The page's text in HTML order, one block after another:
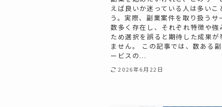
えば良いか迷っている人は多いこ
う。実際、副業案件を取り扱うサ
数多く存在し、それぞれ特徴や強
ため選択を誤ると期待した成果が
ません。 この記事では、数ある
ービスの...
2026年6月22日